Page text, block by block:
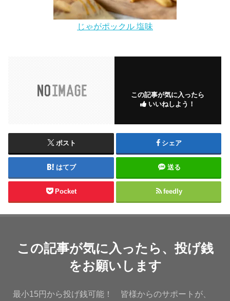
じゃがポックル 塩味
この記事が気に入ったら
いいねしよう！
ポスト シェア
はてブ 送る
Pocket feedly
この記事が気に入ったら、投げ銭
をお願いします
最小15円から投げ銭可能！ 皆様からのサポートが、